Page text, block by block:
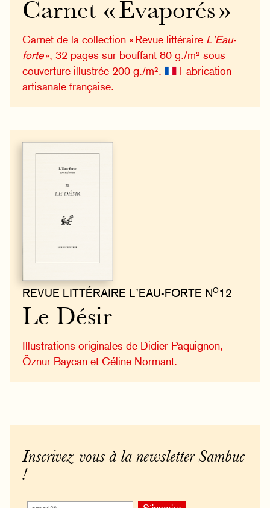
Carnet « Évaporés »
Carnet de la collection « Revue littéraire L’Eau-
forte», 32 pages sur bouffant 80 g./m² sous
couverture illustrée 200 g./m².
Fabrication
artisanale française.
REVUE LITTÉRAIRE L’EAU-FORTE NO12
Le Désir
Illustrations originales de Didier Paquignon,
Öznur Baycan et Céline Normant.
Inscrivez-vous à la newsletter Sambuc
!